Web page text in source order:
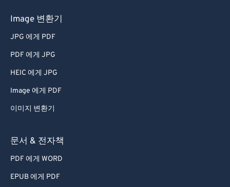
Image 변환기
JPG 에게 PDF
PDF 에게 JPG
HEIC 에게 JPG
Image 에게 PDF
이미지 변환기
문서 & 전자책
PDF 에게 WORD
EPUB 에게 PDF